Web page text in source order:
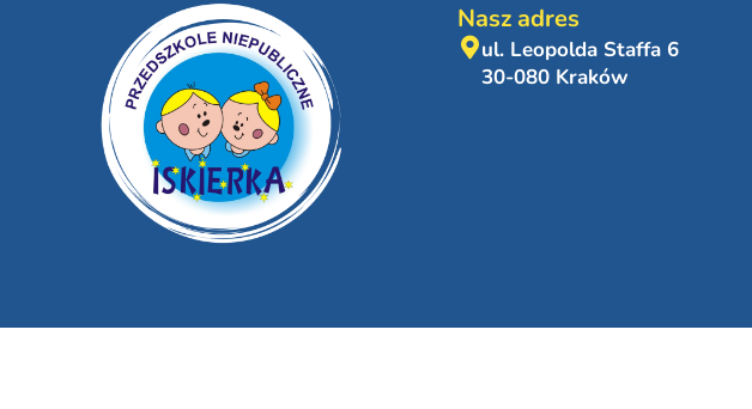
Nasz adres
ul. Leopolda Staffa 6
30-080 Kraków